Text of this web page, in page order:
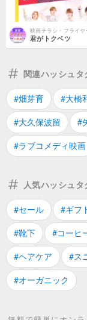
君がトクベツ
関連ハッシュタ
#畑芽育 #大橋
#大久保波留 #
#ラブコメディ映画
人気ハッシュタ
#セール #ギフ
#靴下 #コーヒ
#ヘアケア #ス
#オーガニック